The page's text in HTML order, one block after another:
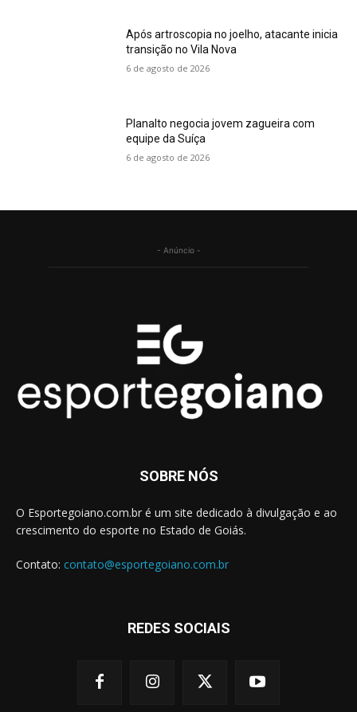
Após artroscopia no joelho, atacante inicia
transição no Vila Nova
6 de agosto de 2026
Planalto negocia jovem zagueira com
equipe da Suíça
6 de agosto de 2026
- Anúncio -
SOBRE NÓS
O Esportegoiano.com.br é um site dedicado à divulgação e ao
crescimento do esporte no Estado de Goiás.
Contato: contato@esportegoiano.com.br
REDES SOCIAIS